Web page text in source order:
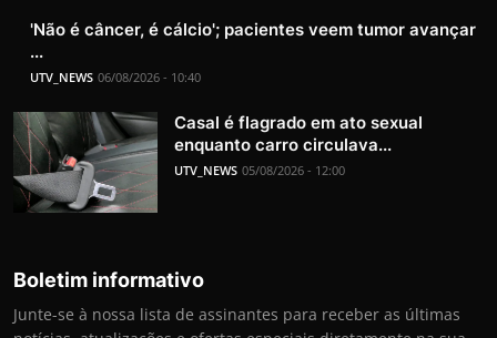
'Não é câncer, é cálcio'; pacientes veem tumor avançar
...
UTV_NEWS 06/08/2026 - 10:40
Casal é flagrado em ato sexual
enquanto carro circulava...
UTV_NEWS 05/08/2026 - 12:00
Boletim informativo
Junte-se à nossa lista de assinantes para receber as últimas